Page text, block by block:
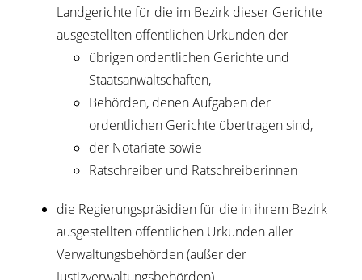
Landgerichte für die im Bezirk dieser Gerichte
ausgestellten öffentlichen Urkunden der
übrigen ordentlichen Gerichte und
Staatsanwaltschaften,
Behörden, denen Aufgaben der
ordentlichen Gerichte übertragen sind,
der Notariate sowie
Ratschreiber und Ratschreiberinnen
die Regierungspräsidien für die in ihrem Bezirk
ausgestellten öffentlichen Urkunden aller
Verwaltungsbehörden (außer der